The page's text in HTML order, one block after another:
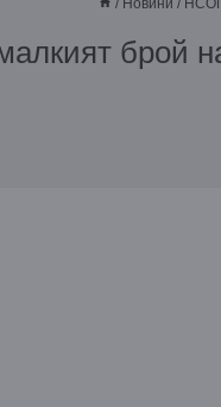
/ Новини /
брой на